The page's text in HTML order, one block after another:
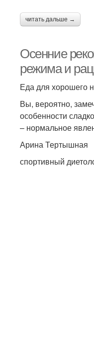
читать дальше →
Осенние
режима и
Еда для хорошего
Вы, вероятно,
особенности
– нормальное
Арина Тертышная
спортивный